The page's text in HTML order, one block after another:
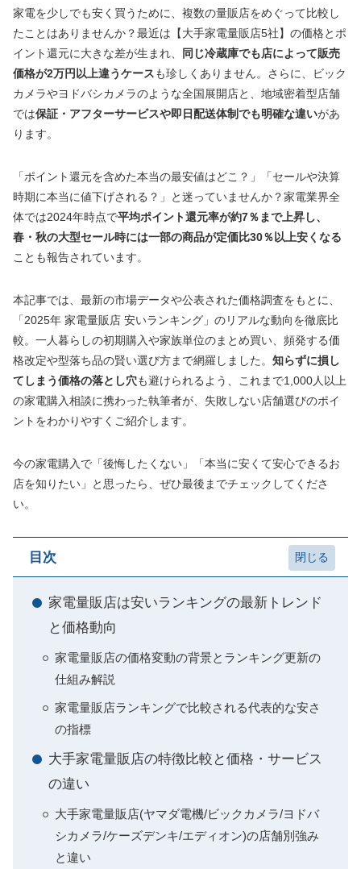
家電を少しでも安く買うために、複数の量販店をめぐって比較し
たことはありませんか？最近は【大手家電量販店5社】の価格とポ
イント還元に大きな差が生まれ、
同じ冷蔵庫でも店によって販売
価格が2万円以上違うケースも珍しくありません。さらに、ビック
カメラやヨドバシカメラのような全国展開店と、地域密着型店舗
では保証・アフターサービスや即日配送体制でも明確な違いがあ
ります。
「ポイント還元を含めた本当の最安値はどこ？」「セールや決算
時期に本当に値下げされる？」と迷っていませんか？家電業界全
体では2024年時点で平均ポイント還元率が約7％まで上昇し、
春・秋の大型セール時には一部の商品が定価比30％以上安くなる
ことも報告されています。
本記事では、最新の市場データや公表された価格調査をもとに、
「2025年 家電量販店 安いランキング」のリアルな動向を徹底比
較。一人暮らしの初期購入や家族単位のまとめ買い、頻発する価
格改定や型落ち品の賢い選び方まで網羅しました。 知らずに損し
てしまう価格の落とし穴も避けられるよう、これまで1,000人以上
の家電購入相談に携わった執筆者が、失敗しない店舗選びのポイ
ントをわかりやすくご紹介します。
今の家電購入で「後悔したくない」「本当に安くて安心できるお
店を知りたい」と思ったら、ぜひ最後までチェックしてくださ
い。
目次
家電量販店は安いランキングの最新トレンド
と価格動向
家電量販店の価格変動の背景とランキング更新の
仕組み解説
家電量販店ランキングで比較される代表的な安さ
の指標
大手家電量販店の特徴比較と価格・サービス
の違い
大手家電量販店(ヤマダ電機/ビックカメラ/ヨドバ
シカメラ/ケーズデンキ/エディオン)の店舗別強み
と違い